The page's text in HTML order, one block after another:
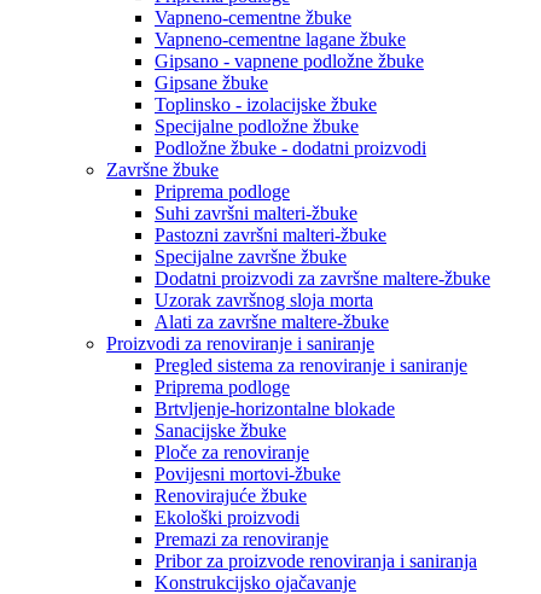
Vapneno-cementne žbuke
Vapneno-cementne lagane žbuke
Gipsano - vapnene podložne žbuke
Gipsane žbuke
Toplinsko - izolacijske žbuke
Specijalne podložne žbuke
Podložne žbuke - dodatni proizvodi
Završne žbuke
Priprema podloge
Suhi završni malteri-žbuke
Pastozni završni malteri-žbuke
Specijalne završne žbuke
Dodatni proizvodi za završne maltere-žbuke
Uzorak završnog sloja morta
Alati za završne maltere-žbuke
Proizvodi za renoviranje i saniranje
Pregled sistema za renoviranje i saniranje
Priprema podloge
Brtvljenje-horizontalne blokade
Sanacijske žbuke
Ploče za renoviranje
Povijesni mortovi-žbuke
Renovirajuće žbuke
Ekološki proizvodi
Premazi za renoviranje
Pribor za proizvode renoviranja i saniranja
Konstrukcijsko ojačavanje